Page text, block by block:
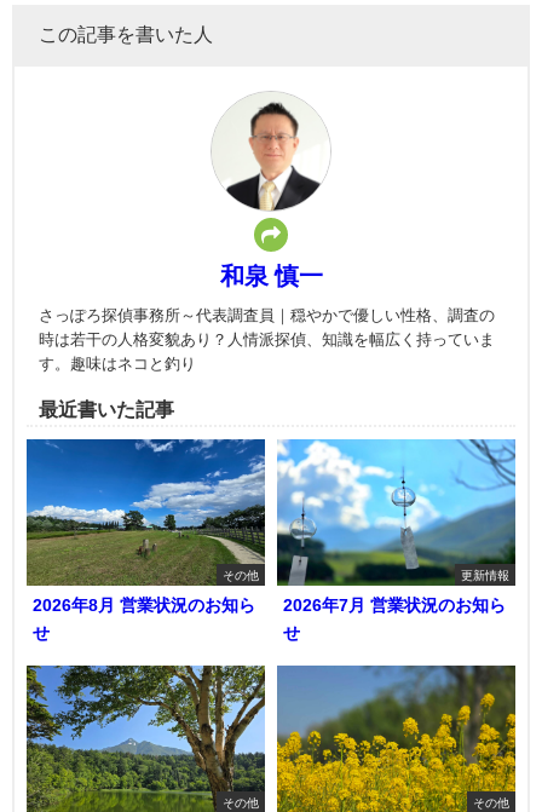
この記事を書いた人
和泉 慎一
さっぽろ探偵事務所～代表調査員｜穏やかで優しい性格、調査の
時は若干の人格変貌あり？人情派探偵、知識を幅広く持っていま
す。趣味はネコと釣り
最近書いた記事
その他
2026年8月 営業状況のお知ら
せ
更新情報
2026年7月 営業状況のお知ら
せ
その他 その他